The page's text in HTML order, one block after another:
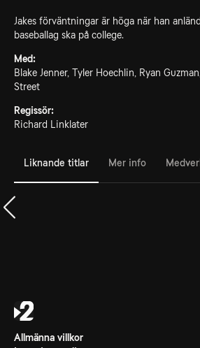
Jakes förväntningar är höga när han
baseballag ska på college.
Med:
Blake Jenner, Tyler Hoechlin, Ryan
Street
Regissör:
Richard Linklater
Liknande titlar Mer info
Allmänna villkor